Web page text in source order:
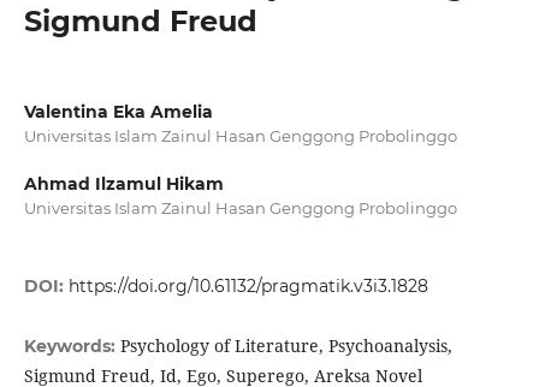
Sigmund Freud
Valentina Eka Amelia
Universitas Islam Zainul Hasan Genggong Probolinggo
Ahmad Ilzamul Hikam
Universitas Islam Zainul Hasan Genggong Probolinggo
DOI: https://doi.org/10.61132/pragmatik.v3i3.1828
Keywords: Psychology of Literature, Psychoanalysis,
Sigmund Freud, Id, Ego, Superego, Areksa Novel